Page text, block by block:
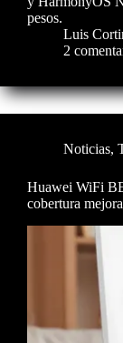
pesos.
Luis
2
Noticias,
Huawei WiFi
cobertura